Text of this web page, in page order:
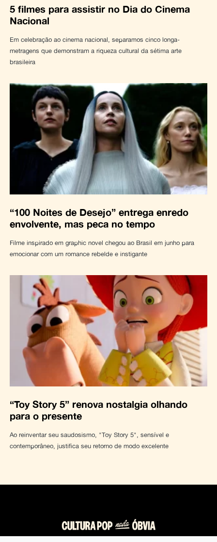
5 filmes para assistir no Dia do Cinema
Nacional
Em celebração ao cinema nacional, separamos cinco longa-
metragens que demonstram a riqueza cultural da sétima arte
brasileira
“100 Noites de Desejo” entrega enredo
envolvente, mas peca no tempo
Filme inspirado em graphic novel chegou ao Brasil em junho para
emocionar com um romance rebelde e instigante
“Toy Story 5” renova nostalgia olhando
para o presente
Ao reinventar seu saudosismo, "Toy Story 5", sensível e
contemporâneo, justifica seu retorno de modo excelente